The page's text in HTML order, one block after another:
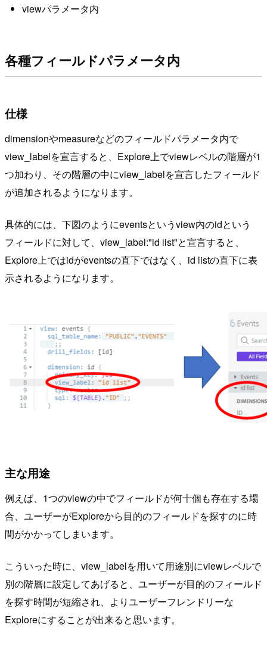
viewパラメータ内
各種フィールドパラメータ内
仕様
dimensionやmeasureなどのフィールドパラメータ内で
view_labelを宣言すると、Explore上でviewレベルの階層が1
つ加わり、その階層の中にview_labelを宣言したフィールド
が追加されるようになります。
具体的には、下図のようにeventsというview内のidという
フィールドに対して、view_label:"id list"と宣言すると、
Explore上ではidがeventsの直下ではなく、id listの直下に表
示されるようになります。
主な用途
例えば、1つのviewの中でフィールドが何十個も存在する場
合、ユーザーがExploreから目的のフィールドを探すのに時
間がかかってしまいます。
こういった時に、view_labelを用いて用途別にviewレベルで
別の階層に設定してあげると、ユーザーが目的のフィールド
を探す時間が短縮され、よりユーザーフレンドリーな
Exploreにすることが出来ると思います。